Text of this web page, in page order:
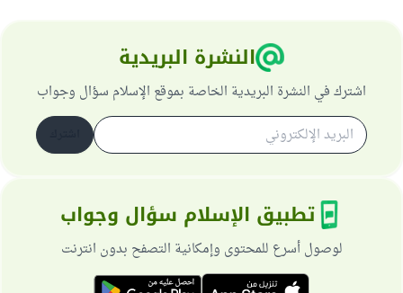
النشرة البريدية
اشترك في النشرة البريدية الخاصة بموقع الإسلام سؤال وجواب
تطبيق الإسلام سؤال وجواب
لوصول أسرع للمحتوى وإمكانية التصفح بدون انترنت